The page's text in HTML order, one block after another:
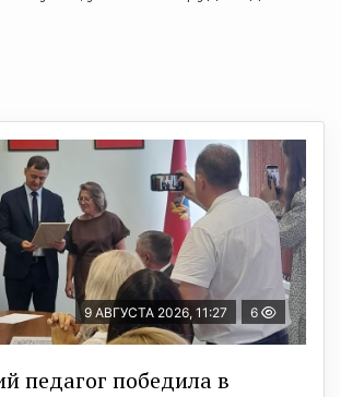
9 АВГУСТА 2026, 11:27 6
педагог победила в